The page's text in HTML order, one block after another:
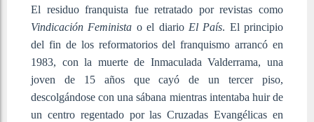
El residuo franquista fue retratado por revistas como
Vindicación Feminista o el diario El País. El principio
del fin de los reformatorios del franquismo arrancó en
1983, con la muerte de Inmaculada Valderrama, una
joven de 15 años que cayó de un tercer piso,
descolgándose con una sábana mientras intentaba huir de
un centro regentado por las Cruzadas Evangélicas en